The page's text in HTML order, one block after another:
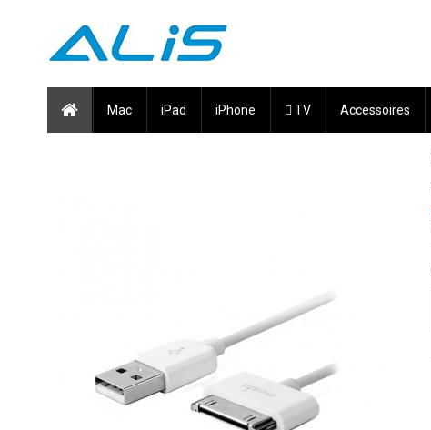
Mac iPad iPhone  TV Accessoires